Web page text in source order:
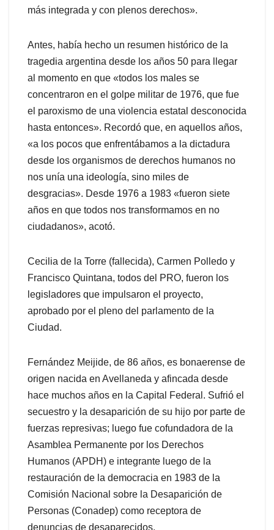
más integrada y con plenos derechos».
Antes, había hecho un resumen histórico de la
tragedia argentina desde los años 50 para llegar
al momento en que «todos los males se
concentraron en el golpe militar de 1976, que fue
el paroxismo de una violencia estatal desconocida
hasta entonces». Recordó que, en aquellos años,
«a los pocos que enfrentábamos a la dictadura
desde los organismos de derechos humanos no
nos unía una ideología, sino miles de
desgracias». Desde 1976 a 1983 «fueron siete
años en que todos nos transformamos en no
ciudadanos», acotó.
Cecilia de la Torre (fallecida), Carmen Polledo y
Francisco Quintana, todos del PRO, fueron los
legisladores que impulsaron el proyecto,
aprobado por el pleno del parlamento de la
Ciudad.
Fernández Meijide, de 86 años, es bonaerense de
origen nacida en Avellaneda y afincada desde
hace muchos años en la Capital Federal. Sufrió el
secuestro y la desaparición de su hijo por parte de
fuerzas represivas; luego fue cofundadora de la
Asamblea Permanente por los Derechos
Humanos (APDH) e integrante luego de la
restauración de la democracia en 1983 de la
Comisión Nacional sobre la Desaparición de
Personas (Conadep) como receptora de
denuncias de desaparecidos.